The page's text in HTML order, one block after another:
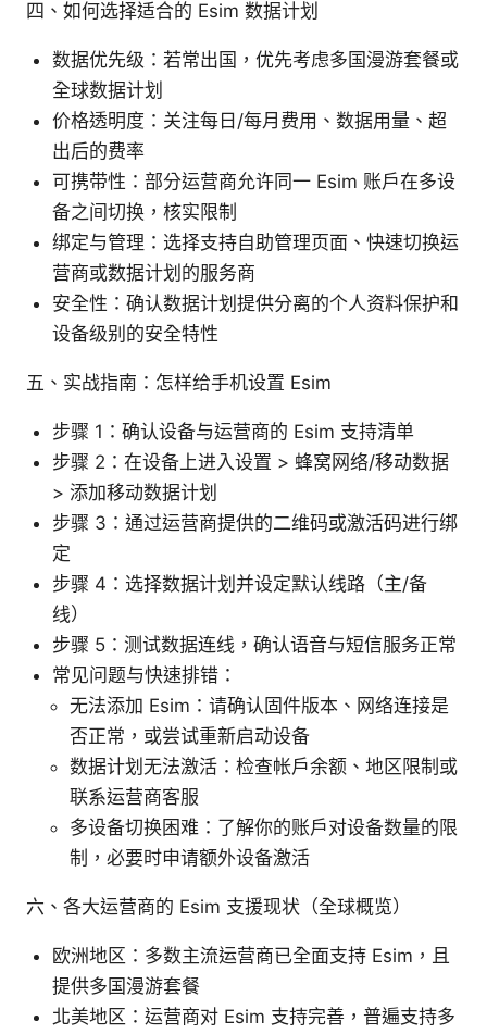
四、如何选择适合的 Esim 数据计划
数据优先级：若常出国，优先考虑多国漫游套餐或
全球数据计划
价格透明度：关注每日/每月费用、数据用量、超
出后的费率
可携带性：部分运营商允许同一 Esim 账户在多设
备之间切换，核实限制
绑定与管理：选择支持自助管理页面、快速切换运
营商或数据计划的服务商
安全性：确认数据计划提供分离的个人资料保护和
设备级别的安全特性
五、实战指南：怎样给手机设置 Esim
步骤 1：确认设备与运营商的 Esim 支持清单
步骤 2：在设备上进入设置 > 蜂窝网络/移动数据
> 添加移动数据计划
步骤 3：通过运营商提供的二维码或激活码进行绑
定
步骤 4：选择数据计划并设定默认线路（主/备
线）
步骤 5：测试数据连线，确认语音与短信服务正常
常见问题与快速排错：
无法添加 Esim：请确认固件版本、网络连接是
否正常，或尝试重新启动设备
数据计划无法激活：检查帐户余额、地区限制或
联系运营商客服
多设备切换困难：了解你的账户对设备数量的限
制，必要时申请额外设备激活
六、各大运营商的 Esim 支援现状（全球概览）
欧洲地区：多数主流运营商已全面支持 Esim，且
提供多国漫游套餐
北美地区：运营商对 Esim 支持完善，普遍支持多